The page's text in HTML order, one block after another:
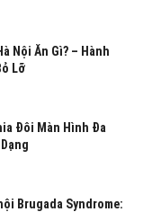
Nội Ăn Gì? – Hành
Lỡ
Đôi Màn Hình Đa
Brugada Syndrome: